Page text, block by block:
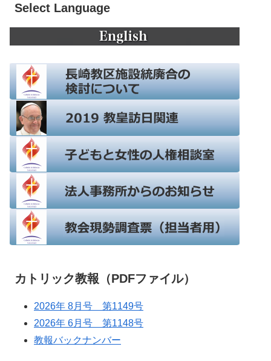
Select Language
カトリック教報（PDFファイル）
2026年 8月号 第1149号
2026年 6月号 第1148号
教報バックナンバー